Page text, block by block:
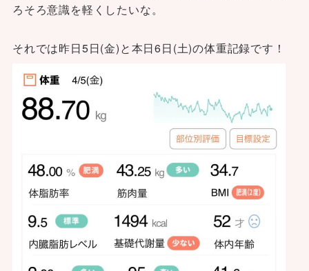
ろそろ意識を軽くしたいな。
それでは昨日5日(金)と本日6日(土)の体重記録です！